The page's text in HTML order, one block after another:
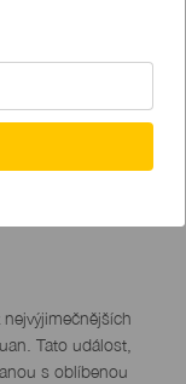
Tato událost,
s oblíbenou